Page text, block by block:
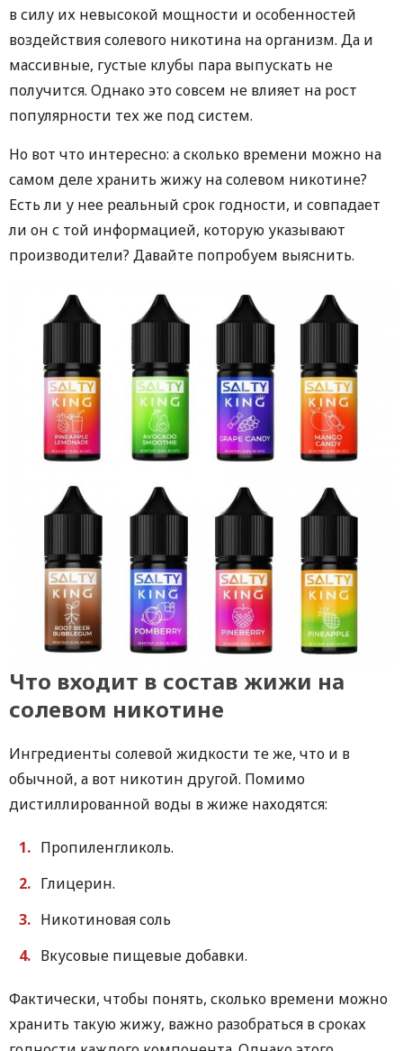
в силу их невысокой мощности и особенностей
воздействия солевого никотина на организм. Да и
массивные, густые клубы пара выпускать не
получится. Однако это совсем не влияет на рост
популярности тех же под систем.
Но вот что интересно: а сколько времени можно на
самом деле хранить жижу на солевом никотине?
Есть ли у нее реальный срок годности, и совпадает
ли он с той информацией, которую указывают
производители? Давайте попробуем выяснить.
Что входит в состав жижи на
солевом никотине
Ингредиенты солевой жидкости те же, что и в
обычной, а вот никотин другой. Помимо
дистиллированной воды в жиже находятся:
Пропиленгликоль.
Глицерин.
Никотиновая соль
Вкусовые пищевые добавки.
Фактически, чтобы понять, сколько времени можно
хранить такую жижу, важно разобраться в сроках